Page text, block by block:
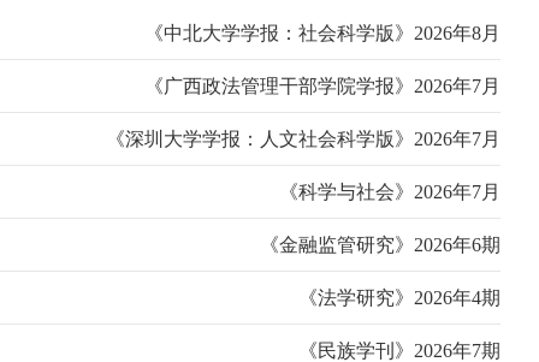
《中北大学学报：社会科学版》2026年8月
《广西政法管理干部学院学报》2026年7月
《深圳大学学报：人文社会科学版》2026年7月
《科学与社会》2026年7月
《金融监管研究》2026年6期
《法学研究》2026年4期
《民族学刊》2026年7期